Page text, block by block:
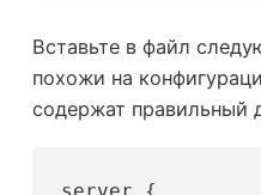
Вставьте в файл
похожи на
содержат правильный